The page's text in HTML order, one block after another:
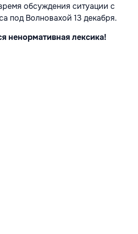
обсуждения ситуации с
под Волновахой 13 декабря.
ненормативная лексика!